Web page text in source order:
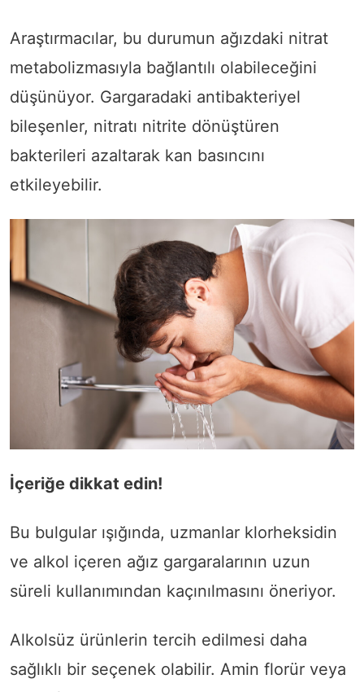
Araştırmacılar, bu durumun ağızdaki nitrat
metabolizmasıyla bağlantılı olabileceğini
düşünüyor. Gargaradaki antibakteriyel
bileşenler, nitratı nitrite dönüştüren
bakterileri azaltarak kan basıncını
etkileyebilir.
İçeriğe dikkat edin!
Bu bulgular ışığında, uzmanlar klorheksidin
ve alkol içeren ağız gargaralarının uzun
süreli kullanımından kaçınılmasını öneriyor.
Alkolsüz ürünlerin tercih edilmesi daha
sağlıklı bir seçenek olabilir. Amin florür veya